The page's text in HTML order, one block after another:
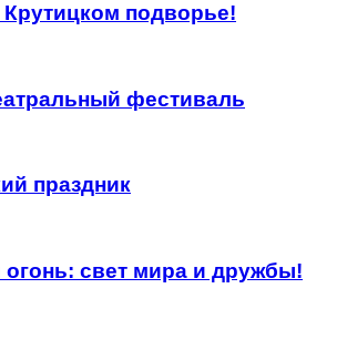
подворье!
фестиваль
праздник
свет мира и дружбы!